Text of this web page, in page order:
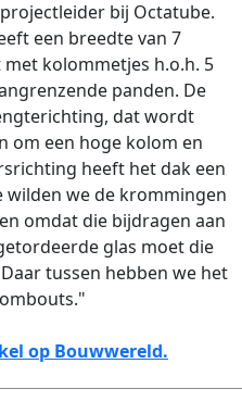
bij Octatube.
een breedte van 7
kolommetjes h.o.h. 5
panden. De
dat wordt
om een hoge kolom en
heeft het dak een
wilden we de krommingen
omdat die bijdragen aan
glas moet die
tussen hebben we het
op Bouwwereld.